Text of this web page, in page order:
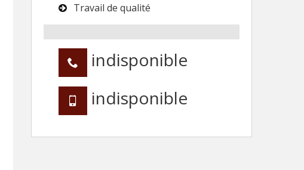
Travail de qualité
indisponible
indisponible